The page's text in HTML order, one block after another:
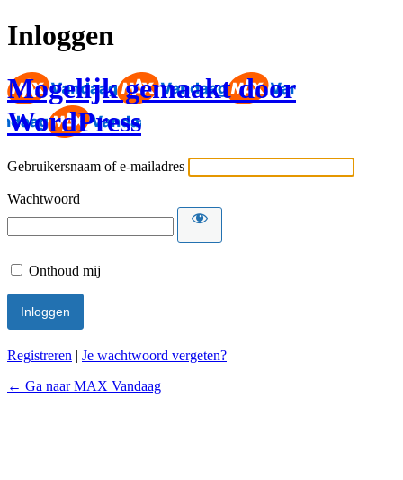
Inloggen
Mogelijk gemaakt door
WordPress
Gebruikersnaam of e-mailadres
Wachtwoord
Onthoud mij
Registreren | Je wachtwoord vergeten?
← Ga naar MAX Vandaag